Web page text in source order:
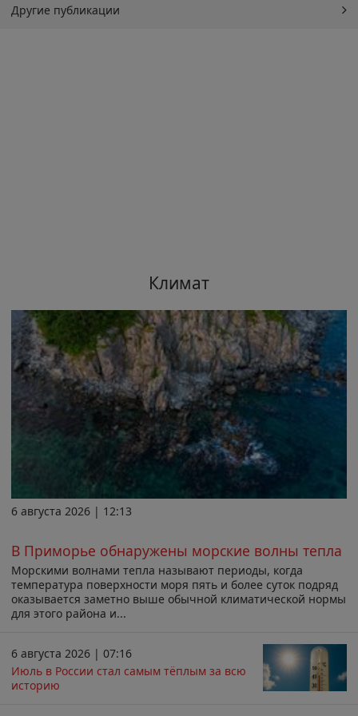
Другие публикации
Климат
6 августа 2026 | 12:13
В Приморье обнаружены морские волны тепла
Морскими волнами тепла называют периоды, когда
температура поверхности моря пять и более суток подряд
оказывается заметно выше обычной климатической нормы
для этого района и...
6 августа 2026 | 07:16
Июль в России стал самым тёплым за всю
историю